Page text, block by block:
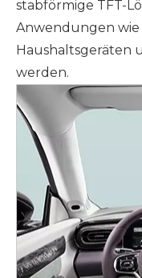
stabförmige TFT-
Anwendungen wie
Haushaltsgeräten
werden.